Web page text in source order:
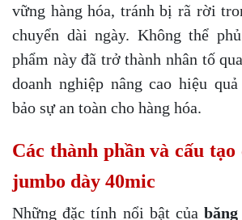
vững hàng hóa, tránh bị rã rời
chuyển dài ngày. Không thể
phẩm này đã trở thành nhân tố
doanh nghiệp nâng cao hiệu
bảo sự an toàn cho hàng hóa.
Các thành phần và cấu tạo
jumbo dày 40mic
Những đặc tính nổi bật của